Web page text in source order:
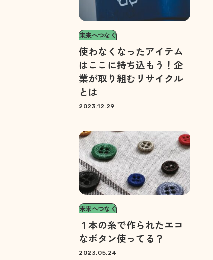
未来へつなぐ
使わなくなったアイテム
はここに持ち込もう！企
業が取り組むリサイクル
とは
2023.12.29
未来へつなぐ
１本の糸で作られたエコ
なボタン使ってる？
2023.05.24